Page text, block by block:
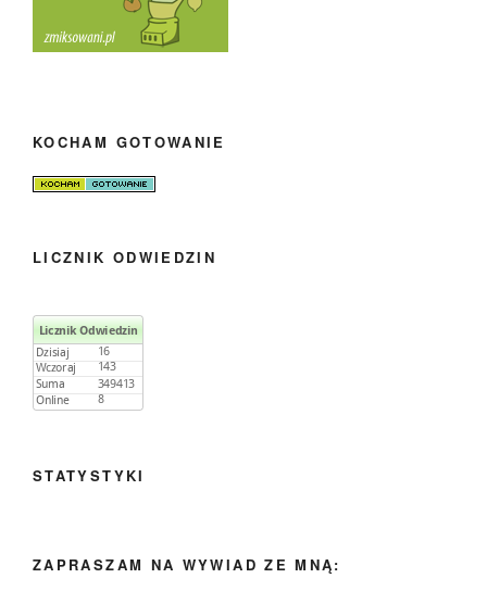
KOCHAM GOTOWANIE
LICZNIK ODWIEDZIN
STATYSTYKI
ZAPRASZAM NA WYWIAD ZE MNĄ: